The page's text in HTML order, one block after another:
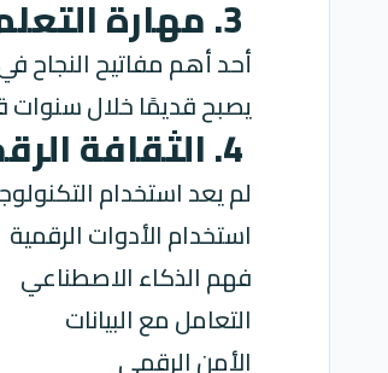
أحد أهم مفاتيح النجاح
يصبح قديمًا خلال سنوات
لم يعد استخدام
استخدام الأدوات الرقمية
فهم الذكاء الاصطناعي
التعامل مع البيانات
الأمن الرقمي